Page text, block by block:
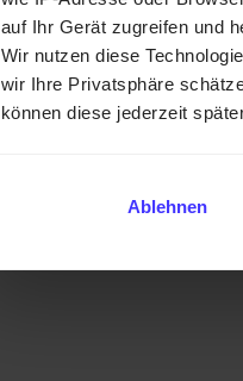
auf Ihr Gerät zugreifen und
Wir nutzen diese
wir Ihre Privatsphäre
können diese jederzeit
Ablehnen
Die
Das Limit in
jedoch ein